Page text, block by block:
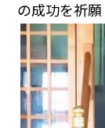
の成功を祈願